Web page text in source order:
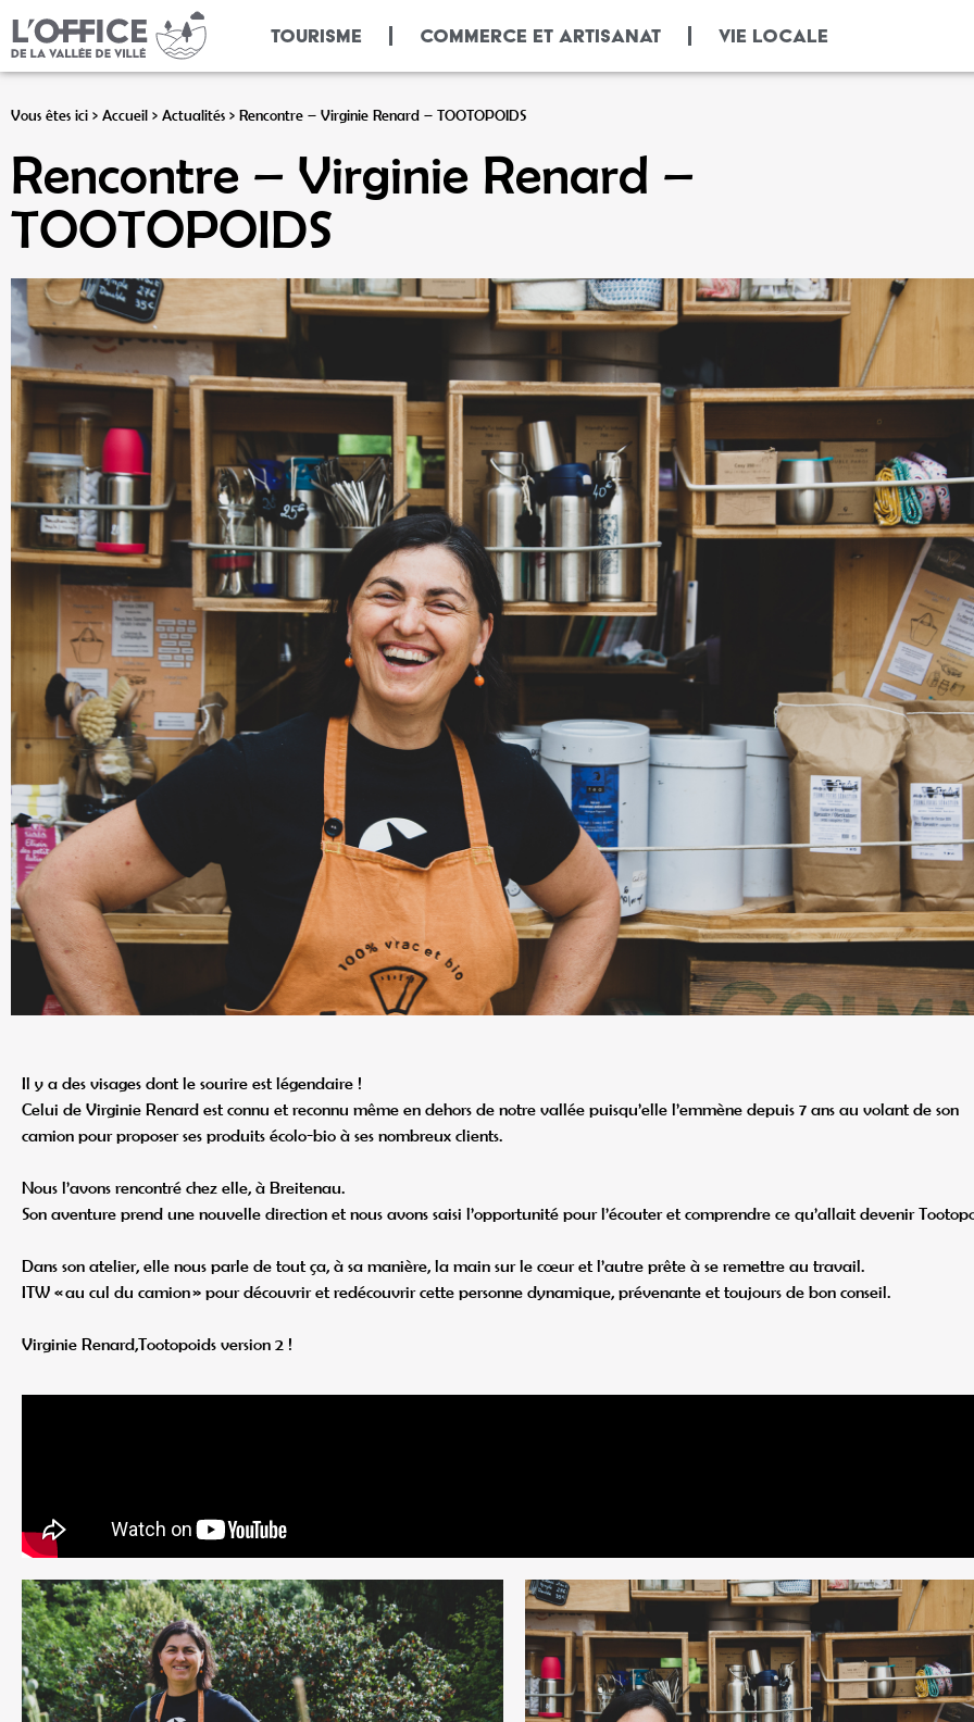
TOURISME COMMERCE ET ARTISANAT VIE LOCALE
Vous êtes ici > Accueil > Actualités > Rencontre – Virginie Renard – TOOTOPOIDS
Rencontre – Virginie Renard –
TOOTOPOIDS
Il y a des visages dont le sourire est légendaire !
Celui de Virginie Renard est connu et reconnu même en dehors de notre vallée puisqu’elle l’emmène depuis 7 ans au volant de son
camion pour proposer ses produits écolo-bio à ses nombreux clients.
Nous l’avons rencontré chez elle, à Breitenau.
Son aventure prend une nouvelle direction et nous avons saisi l’opportunité pour l’écouter et comprendre ce qu’allait devenir
Dans son atelier, elle nous parle de tout ça, à sa manière, la main sur le cœur et l’autre prête à se remettre au travail.
ITW « au cul du camion » pour découvrir et redécouvrir cette personne dynamique, prévenante et toujours de bon conseil.
Virginie Renard,Tootopoids version 2 !
Panneau de gestion des cookies